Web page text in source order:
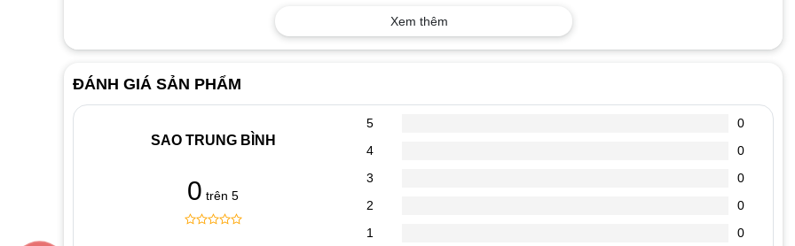
Xem thêm
ĐÁNH GIÁ SẢN PHẨM
SAO TRUNG BÌNH
0 trên 5
5
0
4
0
3
0
2
0
1
0